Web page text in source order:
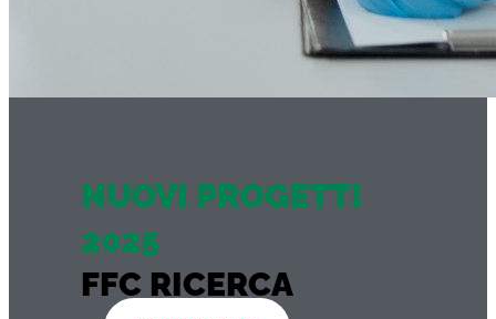
NUOVI PROGETTI
2025
FFC RICERCA